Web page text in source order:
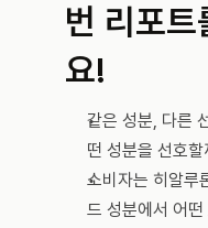
번 리포트
요!
같은 성분, 다른
떤 성분을 선호할
소비자는 히알루
드 성분에서 어